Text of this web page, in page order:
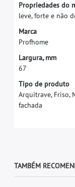
Propriedades do
leve, forte e não d
Marca
Profhome
Largura, mm
67
Tipo de produto
Arquitrave, Friso,
fachada
TAMBÉM